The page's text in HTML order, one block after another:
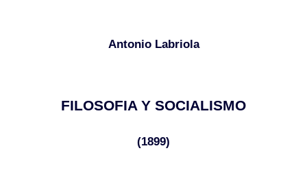
Antonio Labriola
FILOSOFIA Y SOCIALISMO
(1899)